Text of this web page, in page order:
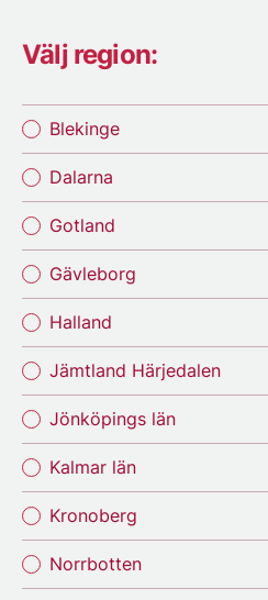
Välj region:
Blekinge
Dalarna
Gotland
Gävleborg
Halland
Jämtland Härjedalen
Jönköpings län
Kalmar län
Kronoberg
Norrbotten